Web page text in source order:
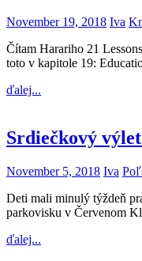
November 19, 2018 Iva
Čítam Harariho 21
toto v kapitole 19:
ďalej...
Srdiečkový
November 5, 2018 Iva
Deti mali minulý týždeň
parkovisku v Červenom
ďalej...